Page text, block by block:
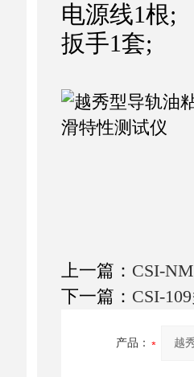
电源线1根;
扳手1套;
上一篇： CSI-
下一篇： CSI-
产品：